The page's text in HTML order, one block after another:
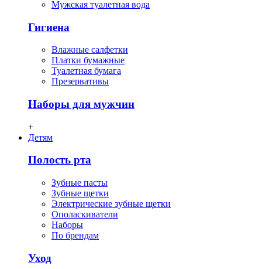
Мужская туалетная вода
Гигиена
Влажные салфетки
Платки бумажные
Туалетная бумага
Презервативы
Наборы для мужчин
+
Детям
Полость рта
Зубные пасты
Зубные щетки
Электрические зубные щетки
Ополаскиватели
Наборы
По брендам
Уход